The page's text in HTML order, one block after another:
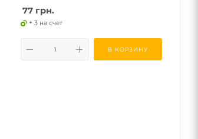
77 грн.
+ 3 на счет
В КОРЗИНУ